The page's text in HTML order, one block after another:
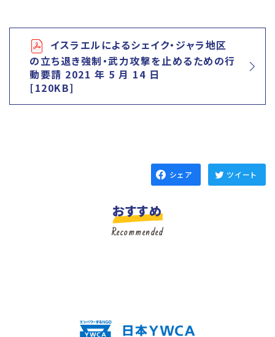
イスラエルによるシェイク・ジャラ地区
の立ち退き強制・武力攻撃を止めるための行
動要請 2021 年 5 月 14 日
[120KB]
シェア ツイート
おすすめ
Recommended